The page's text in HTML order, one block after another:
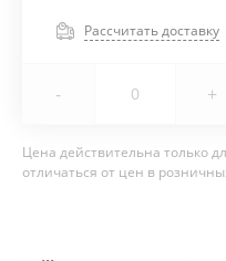
Рассчитать доставку
- +
Цена действительна только
отличаться от цен в